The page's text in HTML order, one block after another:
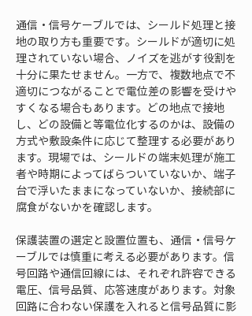
通信・信号ケーブルでは、シールド処理と接
地の取り方も重要です。シールドが適切に処
理されていない場合、ノイズを逃がす役割を
十分に果たせません。一方で、複数地点で不
適切につながることで電位差の影響を受けや
すくなる場合もあります。どの地点で接地
し、どの設備と等電位化するのかは、設備の
方式や敷設条件に応じて整理する必要があり
ます。現場では、シールドの端末処理が施工
者や時期によってばらついていないか、端子
台で浮いたままになっていないか、接続部に
腐食がないかを確認します。
保護装置の選定と設置位置も、通信・信号ケ
ーブルでは慎重に考える必要があります。信
号回路や通信回線には、それぞれ許容できる
電圧、信号品質、応答速度があります。対象
回路に合わない保護を入れると信号品質に影